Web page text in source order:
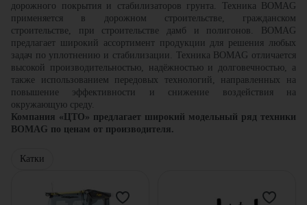
дорожного покрытия и стабилизаторов грунта. Техника BOMAG
применяется в дорожном строительстве, гражданском
строительстве, при строительстве дамб и полигонов. BOMAG
предлагает широкий ассортимент продукции для решения любых
задач по уплотнению и стабилизации. Техника BOMAG отличается
высокой производительностью, надёжностью и долговечностью, а
также использованием передовых технологий, направленных на
повышение эффективности и снижение воздействия на
окружающую среду.
Компания «ЦТО» предлагает широкий модельный ряд техники
BOMAG по ценам от производителя.
Катки